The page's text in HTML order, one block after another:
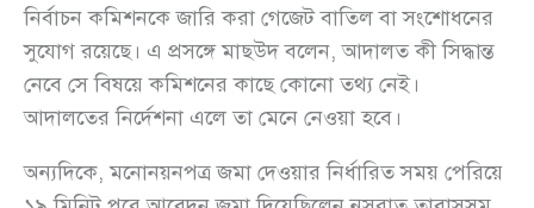
নির্বাচন কমিশনকে জারি করা গেজেট বাতিল বা সংশোধনের
সুযোগ রয়েছে। এ প্রসঙ্গে মাছউদ বলেন, আদালত কী সিদ্ধান্ত
নেবে সে বিষয়ে কমিশনের কাছে কোনো তথ্য নেই।
আদালতের নির্দেশনা এলে তা মেনে নেওয়া হবে।
অন্যদিকে, মনোনয়নপত্র জমা দেওয়ার নির্ধারিত সময় পেরিয়ে